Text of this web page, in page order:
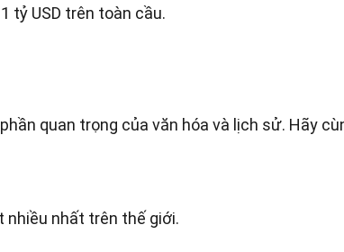
tỷ USD trên toàn cầu.
quan trọng của văn hóa và lịch sử. Hãy
nhiều nhất trên thế giới.